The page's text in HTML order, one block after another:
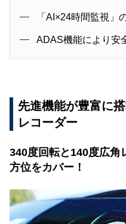
「AI×24時間監視」
ADAS機能により安
先進機能が豊富に
レコーダー
340度回転と140度広角
方位をカバー！